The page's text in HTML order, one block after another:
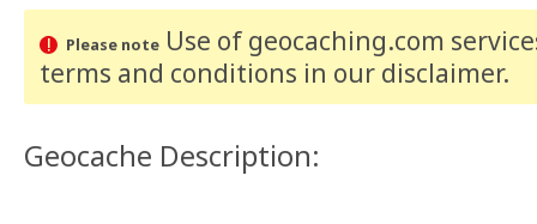
Please noteUse of geocaching.com
terms and conditions in our disclaimer.
Geocache Description: